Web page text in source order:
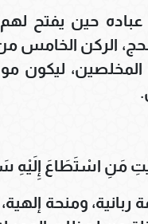
عباده حين يفتح
الركن الخامس
المخلصين، ليكون
مَنِ اسْتَطَاعَ إِلَيْهِ
ومنحة